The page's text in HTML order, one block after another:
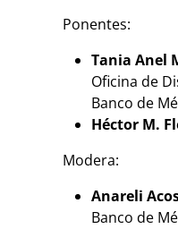
Ponentes:
Tania Anel
Oficina de
Banco de
Héctor M.
Modera:
Anareli
Banco de